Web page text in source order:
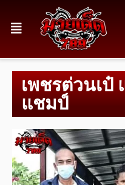
เพชรต่วนเป๋
แชมป์